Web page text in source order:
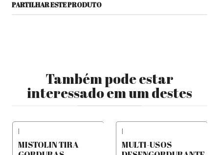
PARTILHAR ESTE PRODUTO
Também pode estar
interessado em um destes
|
MISTOLIN TIRA
|
MULTI-USOS